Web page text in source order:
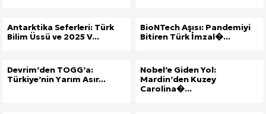
Antarktika Seferleri: Türk
Bilim Üssü ve 2025 V...
BioNTech Aşısı: Pandemiyi
Bitiren Türk İmzal�...
Devrim’den TOGG’a:
Türkiye’nin Yarım Asır...
Nobel’e Giden Yol:
Mardin’den Kuzey
Carolina�...